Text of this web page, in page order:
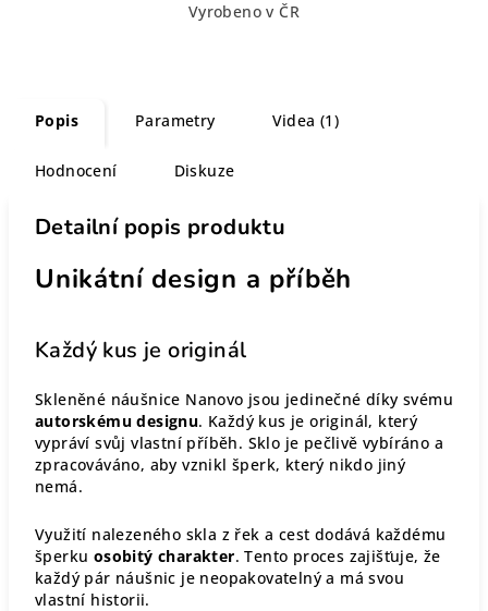
Vyrobeno v ČR
Popis Parametry Videa (1)
Hodnocení Diskuze
Detailní popis produktu
Unikátní design a příběh
Každý kus je originál
Skleněné náušnice Nanovo jsou jedinečné díky svému
autorskému designu. Každý kus je originál, který
vypráví svůj vlastní příběh. Sklo je pečlivě vybíráno a
zpracováváno, aby vznikl šperk, který nikdo jiný
nemá.
Využití nalezeného skla z řek a cest dodává každému
šperku osobitý charakter. Tento proces zajišťuje, že
každý pár náušnic je neopakovatelný a má svou
vlastní historii.